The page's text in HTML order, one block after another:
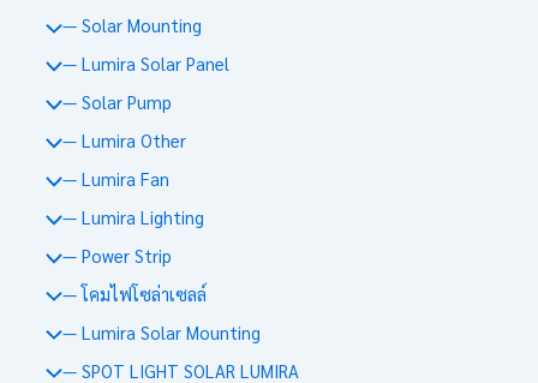
— Solar Mounting
— Lumira Solar Panel
— Solar Pump
— Lumira Other
— Lumira Fan
— Lumira Lighting
— Power Strip
— โคมไฟโซล่าเซลล์
— Lumira Solar Mounting
— SPOT LIGHT SOLAR LUMIRA